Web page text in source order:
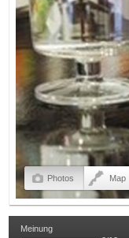
Photos Map
Meinung